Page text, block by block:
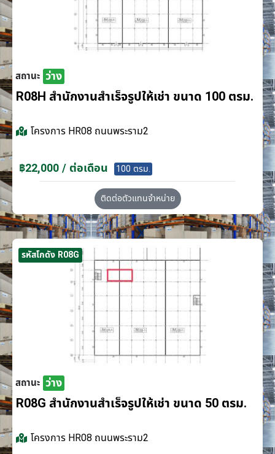
สถานะ ว่าง
R08H สำนักงานสำเร็จรูปให้เช่า ขนาด 100 ตรม.
โครงการ HR08 ถนนพระราม2
฿22,000 / ต่อเดือน 100 ตรม.
ติดต่อตัวแทนจำหน่าย
รหัสโกดัง R08G
สถานะ ว่าง
R08G สำนักงานสำเร็จรูปให้เช่า ขนาด 50 ตรม.
โครงการ HR08 ถนนพระราม2